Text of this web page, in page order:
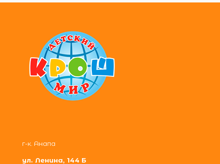
г-к. Анапа
ул. Ленина, 144 Б